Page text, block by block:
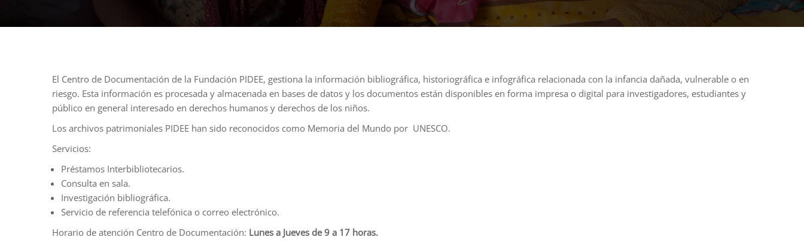
El Centro de Documentación de la Fundación PIDEE, gestiona la información bibliográfica, historiográfica e infográfica relacionada con la infancia dañada, vulnerable o en
riesgo. Esta información es procesada y almacenada en bases de datos y los documentos están disponibles en forma impresa o digital para investigadores, estudiantes y
público en general interesado en derechos humanos y derechos de los niños.
Los archivos patrimoniales PIDEE han sido reconocidos como Memoria del Mundo por UNESCO.
Servicios:
Préstamos Interbibliotecarios.
Consulta en sala.
Investigación bibliográfica.
Servicio de referencia telefónica o correo electrónico.
Horario de atención Centro de Documentación: Lunes a Jueves de 9 a 17 horas.